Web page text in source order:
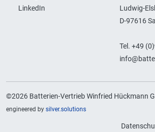
LinkedIn
Ludwig-
D-97616
Tel. +49
©2026 Batterien-Vertrieb Winfried Hückmann
engineered by silver.solutions